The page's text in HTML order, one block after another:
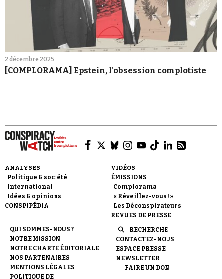
2 décembre 2025
[COMPLORAMA] Epstein, l'obsession complotiste
ANALYSES
Politique & société
International
Idées & opinions
CONSPIPÉDIA
VIDÉOS
ÉMISSIONS
Complorama
« Réveillez-vous ! »
Les Déconspirateurs
REVUES DE PRESSE
QUI SOMMES-NOUS ?
NOTRE MISSION
NOTRE CHARTE ÉDITORIALE
NOS PARTENAIRES
MENTIONS LÉGALES
POLITIQUE DE
RECHERCHE
CONTACTEZ-NOUS
ESPACE PRESSE
NEWSLETTER
FAIRE UN DON